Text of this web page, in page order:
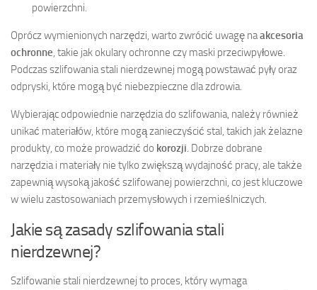
powierzchni.
Oprócz wymienionych narzędzi, warto zwrócić uwagę naakcesoria
ochronne , takie jak okulary ochronne czy maski przeciwpyłowe.
Podczas szlifowania stali nierdzewnej mogą powstawać pyły oraz
odpryski, które mogą być niebezpieczne dla zdrowia.
Wybierając odpowiednie narzędzia do szlifowania, należy również
unikać materiałów, które mogą zanieczyścić stal, takich jak żelazne
produkty, co może prowadzić do korozji . Dobrze dobrane
narzędzia i materiały nie tylko zwiększą wydajność pracy, ale także
zapewnią wysoką jakość szlifowanej powierzchni, co jest kluczowe
w wielu zastosowaniach przemysłowych i rzemieślniczych.
Jakie są zasady szlifowania stali
nierdzewnej?
Szlifowanie stali nierdzewnej to proces, który wymaga